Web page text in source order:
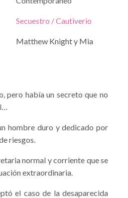
Secuestro / Cautiverio
Matthew Knight y Mia
pero había un secreto que no
hombre duro y dedicado por
riesgos.
normal y corriente que se
extraordinaria.
el caso de la desaparecida